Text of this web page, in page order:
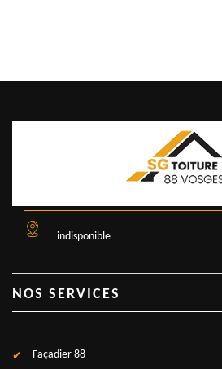
indisponible
NOS SERVICES
Façadier 88